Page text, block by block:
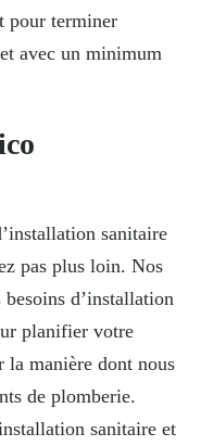
pour terminer
avec un minimum
sanitaire
pas plus loin. Nos
d’installation
planifier votre
la manière dont nous
de plomberie.
sanitaire et